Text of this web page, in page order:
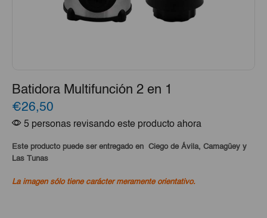
Batidora Multifunción 2 en 1
€26,50
5 personas revisando este producto ahora
Este producto puede ser entregado en Ciego de Ávila, Camagüey y
Las Tunas
La imagen sólo tiene carácter meramente orientativo.